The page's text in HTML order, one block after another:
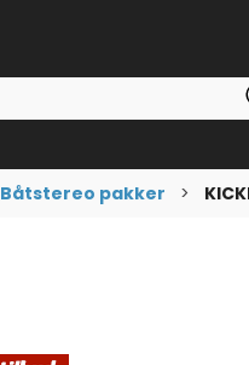
Båtstereo pakker >